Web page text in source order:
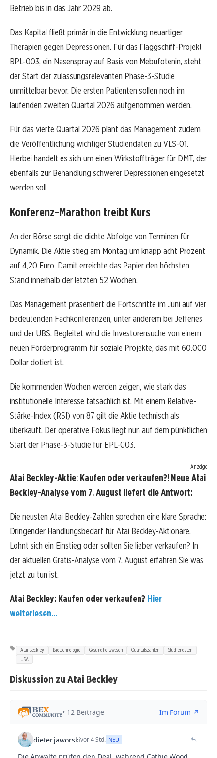
Betrieb bis in das Jahr 2029 ab.
Das Kapital fließt primär in die Entwicklung neuartiger
Therapien gegen Depressionen. Für das Flaggschiff-Projekt
BPL-003, ein Nasenspray auf Basis von Mebufotenin, steht
der Start der zulassungsrelevanten Phase-3-Studie
unmittelbar bevor. Die ersten Patienten sollen noch im
laufenden zweiten Quartal 2026 aufgenommen werden.
Für das vierte Quartal 2026 plant das Management zudem
die Veröffentlichung wichtiger Studiendaten zu VLS-01.
Hierbei handelt es sich um einen Wirkstoffträger für DMT, der
ebenfalls zur Behandlung schwerer Depressionen eingesetzt
werden soll.
Konferenz-Marathon treibt Kurs
An der Börse sorgt die dichte Abfolge von Terminen für
Dynamik. Die Aktie stieg am Montag um knapp acht Prozent
auf 4,20 Euro. Damit erreichte das Papier den höchsten
Stand innerhalb der letzten 52 Wochen.
Das Management präsentiert die Fortschritte im Juni auf vier
bedeutenden Fachkonferenzen, unter anderem bei Jefferies
und der UBS. Begleitet wird die Investorensuche von einem
neuen Förderprogramm für soziale Projekte, das mit 60.000
Dollar dotiert ist.
Die kommenden Wochen werden zeigen, wie stark das
institutionelle Interesse tatsächlich ist. Mit einem Relative-
Stärke-Index (RSI) von 87 gilt die Aktie technisch als
überkauft. Der operative Fokus liegt nun auf dem pünktlichen
Start der Phase-3-Studie für BPL-003.
Anzeige
Atai Beckley-Aktie: Kaufen oder verkaufen?! Neue Atai
Beckley-Analyse vom 7. August liefert die Antwort:
Die neusten Atai Beckley-Zahlen sprechen eine klare Sprache:
Dringender Handlungsbedarf für Atai Beckley-Aktionäre.
Lohnt sich ein Einstieg oder sollten Sie lieber verkaufen? In
der aktuellen Gratis-Analyse vom 7. August erfahren Sie was
jetzt zu tun ist.
Atai Beckley: Kaufen oder verkaufen? Hier
weiterlesen...
Atai Beckley Biotechnologie Gesundheitswesen Quartalszahlen
Studiendaten
USA
Diskussion zu Atai Beckley